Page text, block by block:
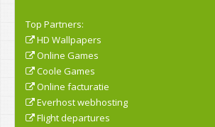
Top Partners:
HD Wallpapers
Online Games
Coole Games
Online facturatie
Everhost webhosting
Flight departures